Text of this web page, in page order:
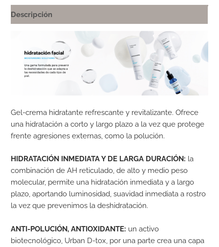
Descripción
Gel-crema hidratante refrescante y revitalizante. Ofrece
una hidratación a corto y largo plazo a la vez que protege
frente agresiones externas, como la polución.
HIDRATACIÓN INMEDIATA Y DE LARGA DURACIÓN: la
combinación de AH reticulado, de alto y medio peso
molecular, permite una hidratación inmediata y a largo
plazo, aportando luminosidad, suavidad inmediata a rostro
la vez que prevenimos la deshidratación.
ANTI-POLUCIÓN, ANTIOXIDANTE: un activo
biotecnológico, Urban D-tox, por una parte crea una capa